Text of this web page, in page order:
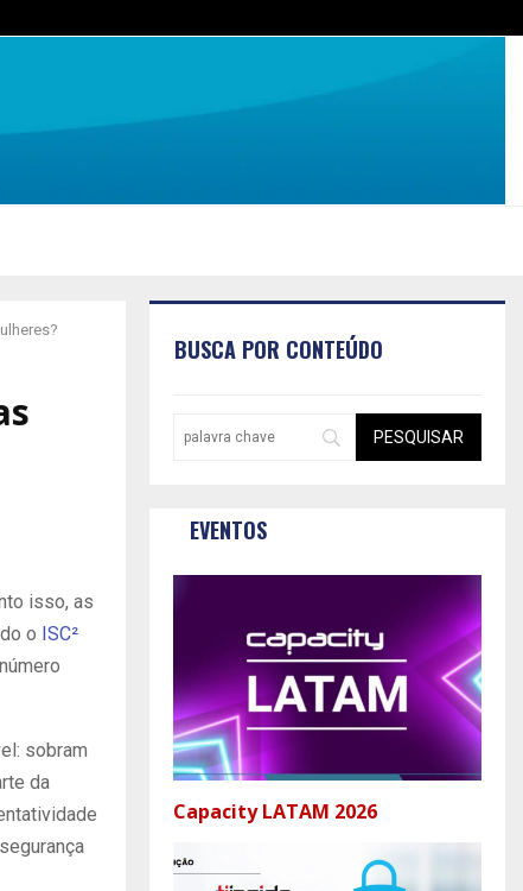
isso, as
o ISC²
sobram
da
BUSCA POR CONTEÚDO
EVENTOS
Capacity LATAM 2026